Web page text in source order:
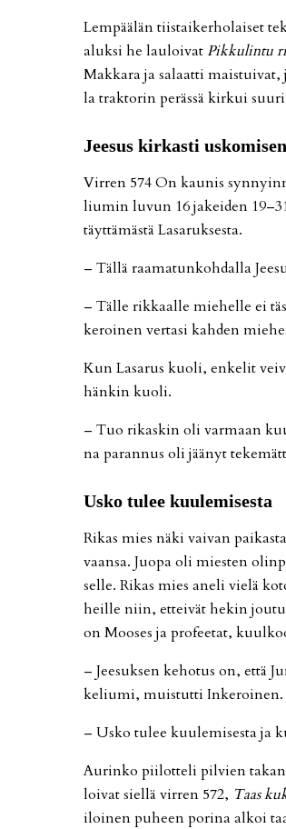
Lem­pää­län tiis­tai­ker­ho­lai­set
aluk­si he lau­loi­vat Pik­ku­lin­tu
Mak­ka­ra ja sa­laat­ti
la trak­to­rin pe­räs­sä kir­kui
Jee­sus kir­kas­ti
Vir­ren 574 On kau­nis
liu­min lu­vun 16 ja­kei­den
täyt­tä­mäs­tä La­sa­ruk­ses­ta.
– Täl­lä raa­ma­tun­koh­dal­la
– Täl­le rik­kaal­le mie­hel­le ei
ke­roi­nen ver­ta­si kah­den
Kun La­sa­rus kuo­li, en­ke­lit
hän­kin kuo­li.
– Tuo ri­kas­kin oli var­maan
na pa­ran­nus oli jää­nyt
Us­ko tu­lee kuu­le­mi­ses­ta
Ri­kas mies näki vai­van
vaan­sa. Juo­pa oli mies­ten
sel­le. Ri­kas mies ane­li vie­lä
heil­le niin, et­tei­vät he­kin
on Moo­ses ja pro­fee­tat,
– Jee­suk­sen ke­ho­tus on, et­tä
ke­liu­mi, muis­tut­ti In­ke­roi­nen.
– Us­ko tu­lee kuu­le­mi­ses­ta ja
Au­rin­ko pii­lot­te­li pil­vien
loi­vat siel­lä vir­ren 572, Taas
iloi­nen pu­heen po­ri­na al­koi